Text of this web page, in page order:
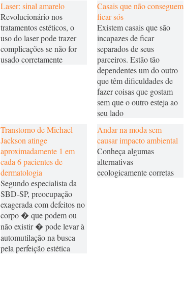
Laser: sinal amarelo
Revolucionário nos
tratamentos estéticos, o
uso do laser pode trazer
complicações se não for
usado corretamente
Casais que não conseguem
ficar sós
Existem casais que são
incapazes de ficar
separados de seus
parceiros. Estão tão
dependentes um do outro
que têm dificuldades de
fazer coisas que gostam
sem que o outro esteja ao
seu lado
Transtorno de Michael
Jackson atinge
aproximadamente 1 em
cada 6 pacientes de
dermatologia
Segundo especialista da
SBD-SP, preocupação
exagerada com defeitos no
corpo � que podem ou
não existir � pode levar à
automutilação na busca
pela perfeição estética
Andar na moda sem
causar impacto ambiental
Conheça algumas
alternativas
ecologicamente corretas